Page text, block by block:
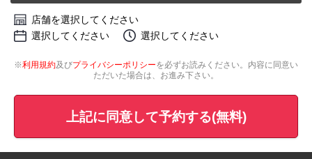
店舗を選択してください
選択してください
選択してください
※利用規約及びプライバシーポリシーを必ずお読みください。内容に同意い
ただいた場合は、お進み下さい。
上記に同意して予約する(無料)